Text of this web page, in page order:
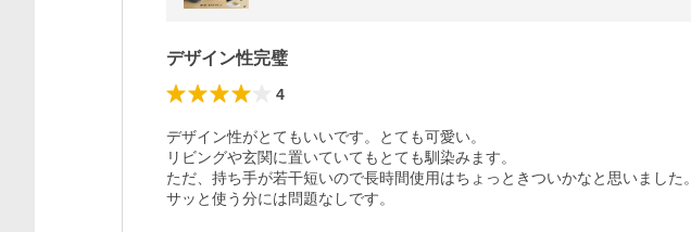
デザイン性完璧
4
デザイン性がとてもいいです。とても可愛い。
リビングや玄関に置いていてもとても馴染みます。
ただ、持ち手が若干短いので長時間使用はちょっときついかなと思いました。
サッと使う分には問題なしです。